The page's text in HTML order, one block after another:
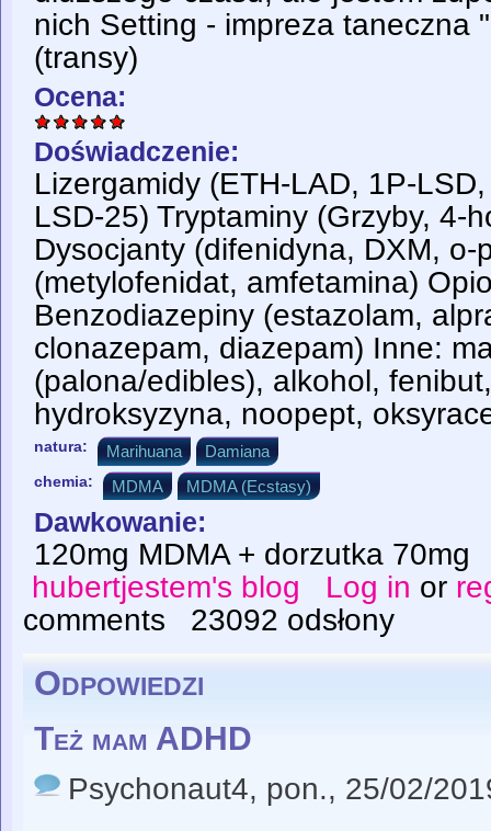
nich Setting - impreza taneczna
(transy)
Ocena:
Doświadczenie:
Lizergamidy (ETH-LAD, 1P-
LSD-25) Tryptaminy (Grzyby, 4-
Dysocjanty (difenidyna, DXM, o-
(metylofenidat, amfetamina)
Benzodiazepiny (estazolam,
clonazepam, diazepam) Inne:
(palona/edibles), alkohol,
hydroksyzyna, noopept,
natura: Marihuana Damiana
chemia: MDMA MDMA (Ecstasy)
Dawkowanie:
120mg MDMA + dorzutka 70mg
hubertjestem's blog
Log in or
comments
23092 odsłony
Odpowiedzi
Też mam ADHD
Psychonaut4, pon., 25/02/